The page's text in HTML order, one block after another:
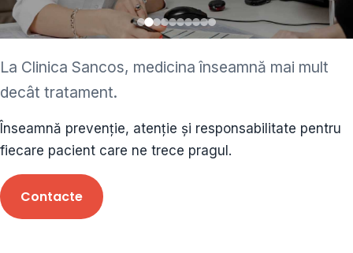
ginecolog • cardiolog •
ORL • endocrinolog
Cât și alte specialități medicale, toate în cadrul aceleiași
Clinici
Programare
La Clinica Sancos, medicina înseamnă mai mult
decât tratament.
Înseamnă prevenție, atenție și responsabilitate pentru
fiecare pacient care ne trece pragul.
Contacte